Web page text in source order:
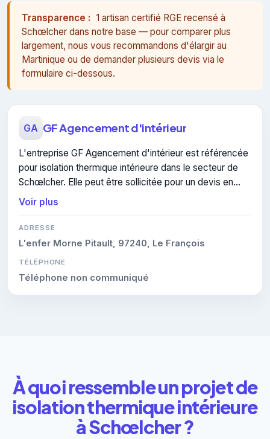
Transparence : 1 artisan certifié RGE recensé à
Schœlcher dans notre base — pour comparer plus
largement, nous vous recommandons d'élargir au
Martinique ou de demander plusieurs devis via le
formulaire ci-dessous.
GA GF Agencement d'intérieur
L'entreprise GF Agencement d'intérieur est référencée
pour isolation thermique intérieure dans le secteur de
Schœlcher. Elle peut être sollicitée pour un devis en
isolation thermique intérieure.
Voir plus
ADRESSE
L'enfer Morne Pitault, 97240, Le François
TÉLÉPHONE
Téléphone non communiqué
À quoi ressemble un projet de
isolation thermique intérieure
à Schœlcher ?